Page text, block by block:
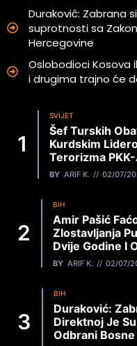
Duraković: Zabrana
suprotnosti sa
Hercegovine
Oslobodioci Kosova
i drugima trajno će
SVIJET
Šef Turskih
Kurdskim
Terorizma
BY ARIF K. 02/07/
BIH
Amir Pašić
Zlostavljanja
Dvije Godine I
BY ARIF K. 02/07/
BIH
Duraković:
Direktnoj Je
Odbrani